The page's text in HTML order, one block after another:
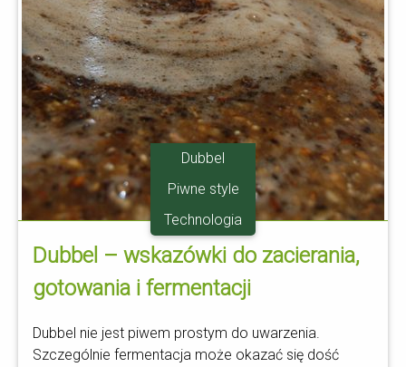
Dubbel
Piwne style
Technologia
Dubbel – wskazówki do zacierania,
gotowania i fermentacji
Dubbel nie jest piwem prostym do uwarzenia.
Szczególnie fermentacja może okazać się dość